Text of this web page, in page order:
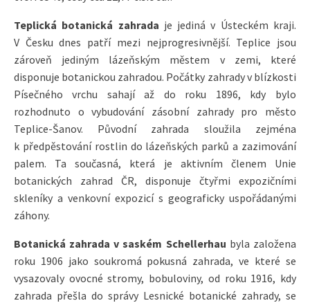
Teplická botanická zahrada je jediná v Ústeckém kraji.
V Česku dnes patří mezi nejprogresivnější. Teplice jsou
zároveň jediným lázeňským městem v zemi, které
disponuje botanickou zahradou. Počátky zahrady v blízkosti
Písečného vrchu sahají až do roku 1896, kdy bylo
rozhodnuto o vybudování zásobní zahrady pro město
Teplice-Šanov. Původní zahrada sloužila zejména
k předpěstování rostlin do lázeňských parků a zazimování
palem. Ta současná, která je aktivním členem Unie
botanických zahrad ČR, disponuje čtyřmi expozičními
skleníky a venkovní expozicí s geograficky uspořádanými
záhony.
Botanická zahrada v saském Schellerhau byla založena
roku 1906 jako soukromá pokusná zahrada, ve které se
vysazovaly ovocné stromy, bobuloviny, od roku 1916, kdy
zahrada přešla do správy Lesnické botanické zahrady, se